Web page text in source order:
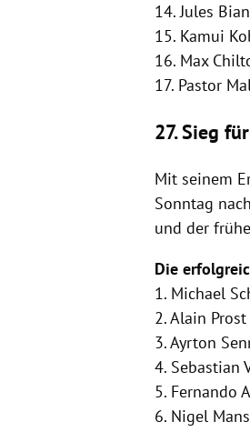
14.Jules
15. Kamui
16. Max
17. Pastor
27. Sieg
Mit seinem
Sonntag
und der
Die
1. Michael
2.Alain Prost
3.Ayrton
4. Sebastian
5. Fernando
6. Nigel